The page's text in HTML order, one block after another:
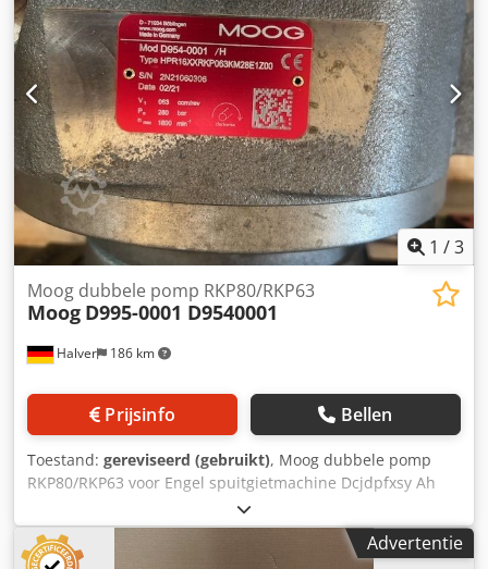
1 /3
Halver 186 km
Moog dubbele pomp RKP80/RKP63
Moog D995-0001 D9540001
Prijsinfo Bellen
Toestand: gereviseerd (gebruikt), Moog dubbele pomp
RKP80/RKP63 voor Engel spuitgietmachine Dcjdpfxsy Ah
Advertentie